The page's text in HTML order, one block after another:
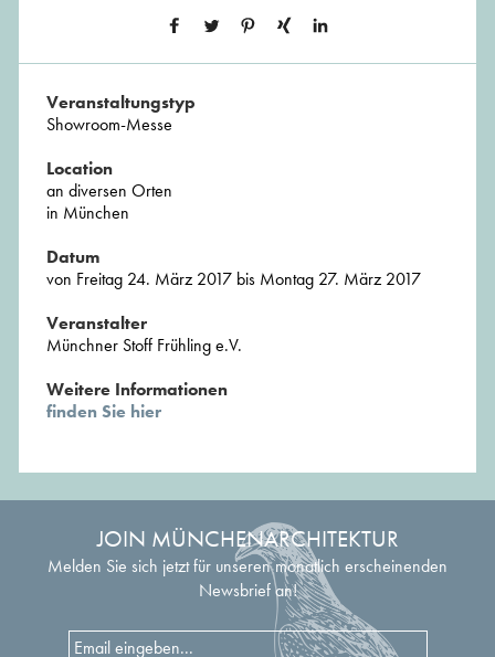
Veranstaltungstyp
Showroom-Messe
Location
an diversen Orten
in München
Datum
von Freitag 24. März 2017 bis Montag 27. März 2017
Veranstalter
Münchner Stoff Frühling e.V.
Weitere Informationen
finden Sie hier
JOIN MÜNCHENARCHITEKTUR
Melden Sie sich jetzt für unseren monatlich erscheinenden
Newsbrief an!